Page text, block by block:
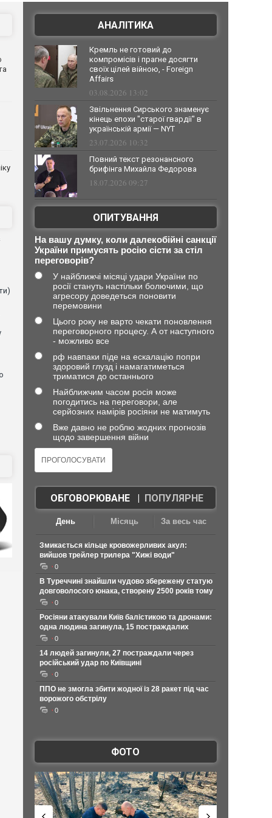
АНАЛІТИКА
Кремль не готовий до
компромісів і прагне досягти
своїх цілей війною, - Foreign
Affairs
03.08.2026 13:02
Звільнення Сирського знаменує
кінець епохи "старої гвардії" в
українській армії — NYT
23.07.2026 10:32
Повний текст резонансного
брифінга Михайла Федорова
18.07.2026 09:27
ОПИТУВАННЯ
На вашу думку, коли далекобійні санкції
України примусять росію сісти за стіл
переговорів?
У найближчі місяці удари України по
росії стануть настільки болючими, що
агресору доведеться поновити
перемовини
Цього року не варто чекати поновлення
переговорного процесу. А от наступного
- можливо все
рф навпаки піде на ескалацію попри
здоровий глузд і намагатиметься
триматися до останнього
Найближчим часом росія може
погодитись на переговори, але
серйозних намірів росіяни не матимуть
Вже давно не роблю жодних прогнозів
щодо завершення війни
ОБГОВОРЮВАНЕ| ПОПУЛЯРНЕ
День Місяць За весь час
Змикається кільце кровожерливих акул:
вийшов трейлер трилера "Хижі води"
0
В Туреччині знайшли чудово збережену статую
довговолосого юнака, створену 2500 років тому
0
Росіяни атакували Київ балістикою та дронами:
одна людина загинула, 15 постраждалих
0
14 людей загинули, 27 постраждали через
російський удар по Київщині
0
ППО не змогла збити жодної із 28 ракет під час
ворожого обстрілу
0
ФОТО